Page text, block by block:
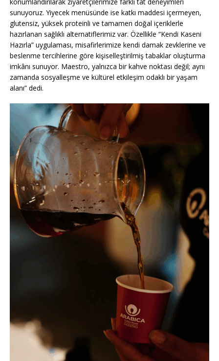
sunuyoruz. Yiyecek menüsünde ise katkı maddesi içermeyen,
glutensiz, yüksek proteinli ve tamamen doğal içeriklerle
hazırlanan sağlıklı alternatiflerimiz var. Özellikle “Kendi Kaseni
Hazırla” uygulaması, misafirlerimize kendi damak zevklerine ve
beslenme tercihlerine göre kişiselleştirilmiş tabaklar oluşturma
imkânı sunuyor. Maestro, yalnızca bir kahve noktası değil; aynı
zamanda sosyalleşme ve kültürel etkileşim odaklı bir yaşam
alanı” dedi.